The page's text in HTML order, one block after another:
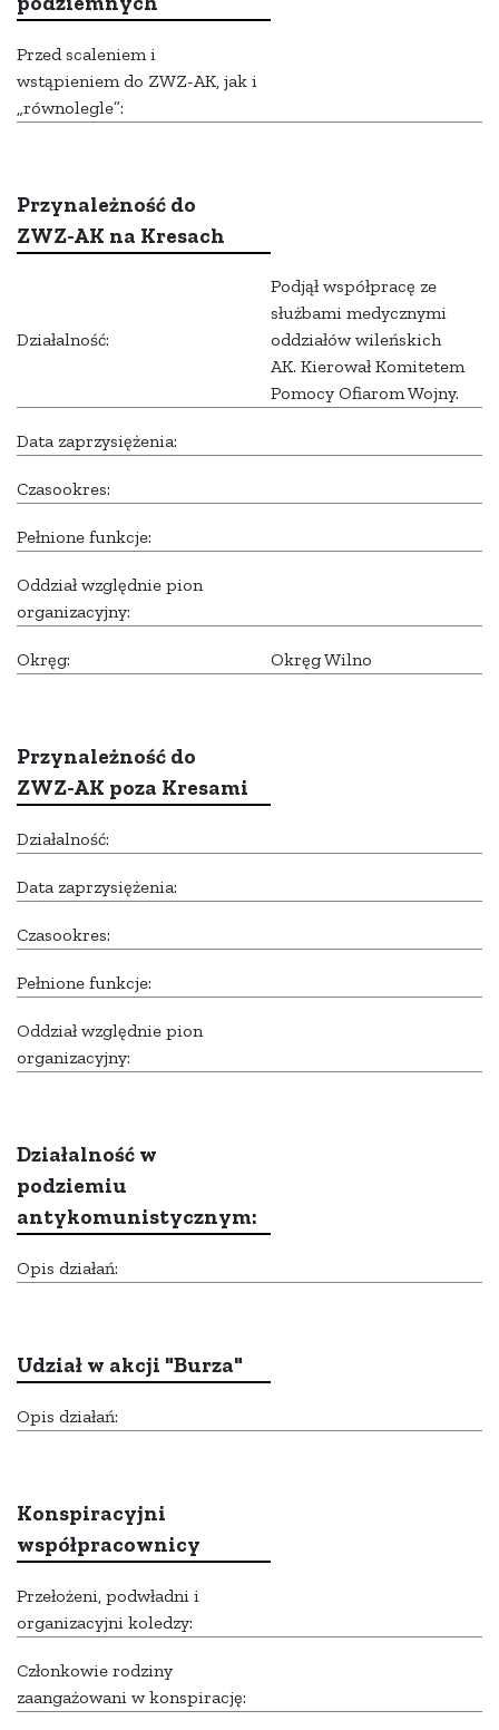
Przed scaleniem i
wstąpieniem do ZWZ-AK, jak i
„równolegle”:
Przynależność do
ZWZ-AK na Kresach
Działalność:
Podjął współpracę ze
służbami medycznymi
oddziałów wileńskich
AK. Kierował Komitetem
Pomocy Ofiarom Wojny.
Data zaprzysiężenia:
Czasookres:
Pełnione funkcje:
Oddział względnie pion
organizacyjny:
Okręg: Okręg Wilno
Przynależność do
ZWZ-AK poza Kresami
Działalność:
Data zaprzysiężenia:
Czasookres:
Pełnione funkcje:
Oddział względnie pion
organizacyjny:
Działalność w
podziemiu
antykomunistycznym:
Opis działań:
Udział w akcji "Burza"
Opis działań:
Konspiracyjni
współpracownicy
Przełożeni, podwładni i
organizacyjni koledzy:
Członkowie rodziny
zaangażowani w konspirację: